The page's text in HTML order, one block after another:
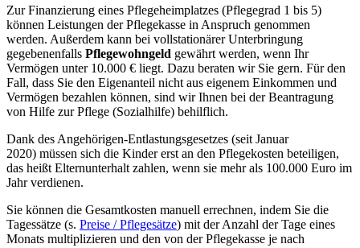
Zur Finanzierung eines Pflegeheimplatzes (Pflegegrad 1 bis 5)
können Leistungen der Pflegekasse in Anspruch genommen
werden. Außerdem kann bei vollstationärer Unterbringung
gegebenenfalls Pflegewohngeld gewährt werden, wenn Ihr
Vermögen unter 10.000 € liegt. Dazu beraten wir Sie gern. Für den
Fall, dass Sie den Eigenanteil nicht aus eigenem Einkommen und
Vermögen bezahlen können, sind wir Ihnen bei der Beantragung
von Hilfe zur Pflege (Sozialhilfe) behilflich.
Dank des Angehörigen-Entlastungsgesetzes (seit Januar
2020) müssen sich die Kinder erst an den Pflegekosten beteiligen,
das heißt Elternunterhalt zahlen, wenn sie mehr als 100.000 Euro im
Jahr verdienen.
Sie können die Gesamtkosten manuell errechnen, indem Sie die
Tagessätze (s. Preise / Pflegesätze) mit der Anzahl der Tage eines
Monats multiplizieren und den von der Pflegekasse je nach